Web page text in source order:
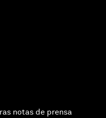
notas de prensa